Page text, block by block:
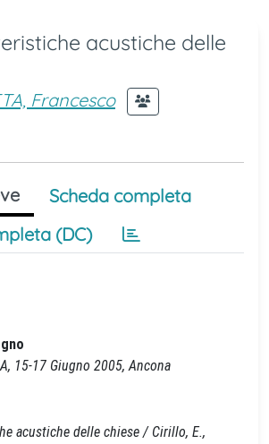
acustiche delle
Francesco
Scheda completa
(DC)
15-17 Giugno 2005, Ancona
acustiche delle chiese / Cirillo, E.,